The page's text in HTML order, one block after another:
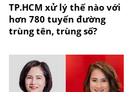
TP.HCM xử lý thế nào với
hơn 780 tuyến đường
trùng tên, trùng số?